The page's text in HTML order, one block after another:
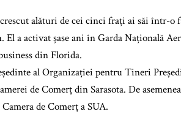
alături de cei cinci frați ai săi într-o
a activat șase ani în Garda Națională
din Florida.
al Organizației pentru Tineri
de Comerț din Sarasota. De
de Comerț a SUA.